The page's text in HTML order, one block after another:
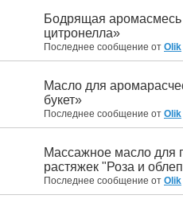
Бодрящая аромасмесь
цитронелла»
Последнее сообщение от Olik
Масло для
букет»
Последнее сообщение от Olik
Массажное масло для
растяжек "Роза и
Последнее сообщение от Olik